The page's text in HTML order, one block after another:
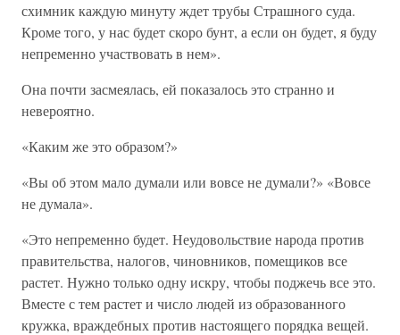
схимник каждую минуту ждет трубы Страшного суда.
Кроме того, у нас будет скоро бунт, а если он будет, я буду
непременно участвовать в нем».
Она почти засмеялась, ей показалось это странно и
невероятно.
«Каким же это образом?»
«Вы об этом мало думали или вовсе не думали?» «Вовсе
не думала».
«Это непременно будет. Неудовольствие народа против
правительства, налогов, чиновников, помещиков все
растет. Нужно только одну искру, чтобы поджечь все это.
Вместе с тем растет и число людей из образованного
кружка, враждебных против настоящего порядка вещей.